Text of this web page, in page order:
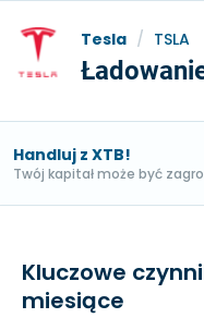
Tesla / TSLA
Handluj z XTB!
Twój kapitał może być
Kluczowe
miesiące